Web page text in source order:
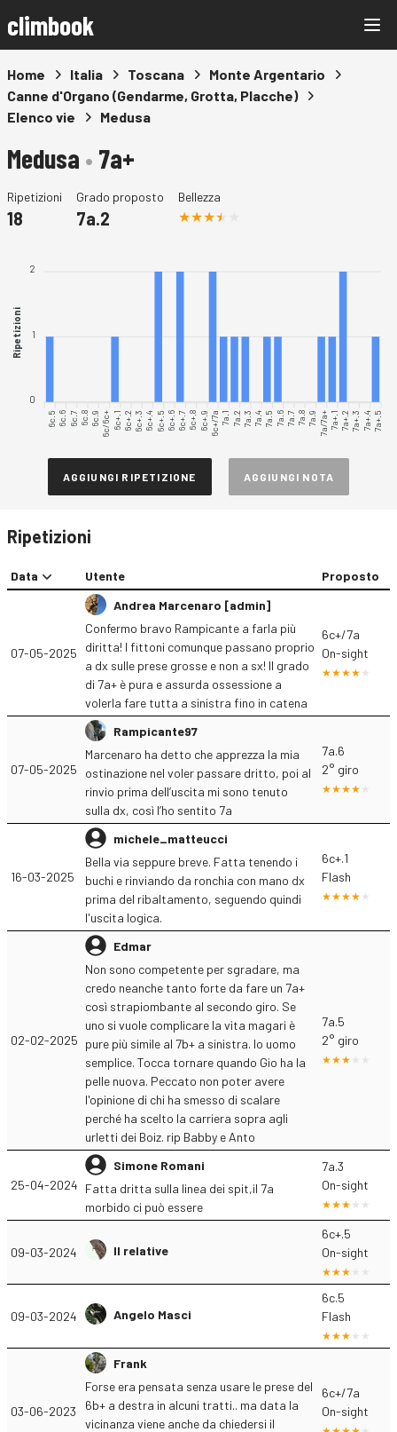
climbook
Home Italia Toscana
Monte Argentario
Canne d'Organo (Gendarme, Grotta, Placche)
Elenco vie
Medusa
Medusa • 7a+
Ripetizioni
18
Grado proposto
7a.2
Bellezza
2
1
0
Ripetizioni
6c.5 6c.6 6c.7 6c.8 6c.9 6c/6c+ 6c+.1 6c+.2 6c+.3 6c+.4 6c+.5 6c+.6 6c+.7 6c+.8 6c+.9 6c+/7a 7a.1 7a.2 7a.3 7a.4 7a.5 7a.6 7a.7 7a.8 7a.9 7a/7a+ 7a+.1 7a+.2 7a+.3 7a+.4 7a+.5
AGGIUNGI RIPETIZIONE AGGIUNGI NOTA
Ripetizioni
Data Utente Proposto
07-05-2025
Andrea Marcenaro [admin]
Confermo bravo Rampicante a farla più
diritta! I fittoni comunque passano proprio
a dx sulle prese grosse e non a sx! Il grado
di 7a+ è pura e assurda ossessione a
volerla fare tutta a sinistra fino in catena
6c+/7a
On-sight
07-05-2025
Rampicante97
Marcenaro ha detto che apprezza la mia
ostinazione nel voler passare dritto, poi al
rinvio prima dell’uscita mi sono tenuto
sulla dx, così l’ho sentito 7a
7a.6
2° giro
16-03-2025
michele_matteucci
Bella via seppure breve. Fatta tenendo i
buchi e rinviando da ronchia con mano dx
prima del ribaltamento, seguendo quindi
l'uscita logica.
6c+.1
Flash
02-02-2025
Edmar
Non sono competente per sgradare, ma
credo neanche tanto forte da fare un 7a+
così strapiombante al secondo giro. Se
uno si vuole complicare la vita magari è
pure più simile al 7b+ a sinistra. Io uomo
semplice. Tocca tornare quando Gio ha la
pelle nuova. Peccato non poter avere
l'opinione di chi ha smesso di scalare
perché ha scelto la carriera sopra agli
urletti dei Boiz. rip Babby e Anto
7a.5
2° giro
25-04-2024
Simone Romani
Fatta dritta sulla linea dei spit,il 7a
morbido ci può essere
7a.3
On-sight
09-03-2024 Il relative
6c+.5
On-sight
09-03-2024 Angelo Masci
6c.5
Flash
03-06-2023
Frank
Forse era pensata senza usare le prese del
6b+ a destra in alcuni tratti.. ma data la
vicinanza viene anche da chiedersi il
6c+/7a
On-sight